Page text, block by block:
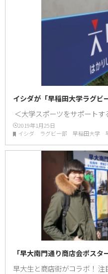
イシダが「早稲田大学ラグビ
＜大学スポーツをサポートす
2019年1月25日
イシダ ラグビー部 早稲田大学
「早大南門通り商店会ポス
早大生と商店街がコラボ！